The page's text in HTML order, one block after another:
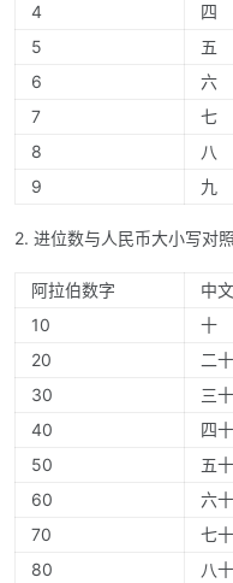
4
四
5
五
6
六
7
七
8
八
9
九
2. 进位数与人民币大小写对
阿拉伯数字 中
10
十
20
二
30
三
40
四
50
五
60
六
70
七
80
八